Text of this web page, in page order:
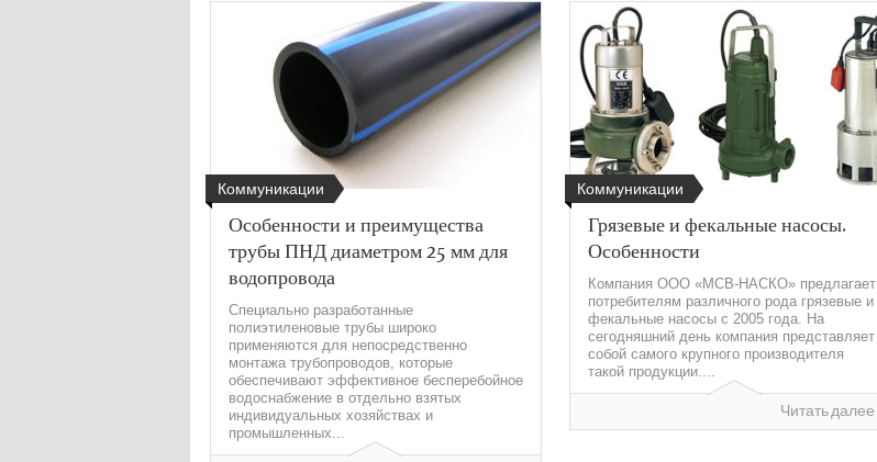
Коммуникации
Особенности и преимущества
трубы ПНД диаметром 25 мм для
водопровода
Специально разработанные
полиэтиленовые трубы широко
применяются для непосредственно
монтажа трубопроводов, которые
обеспечивают эффективное бесперебойное
водоснабжение в отдельно взятых
индивидуальных хозяйствах и
промышленных...
Коммуникации
Грязевые и фекальные насосы.
Особенности
Компания ООО «МСВ-НАСКО» предлагает
потребителям различного рода грязевые и
фекальные насосы с 2005 года. На
сегодняшний день компания представляет
собой самого крупного производителя
такой продукции....
Читать далее